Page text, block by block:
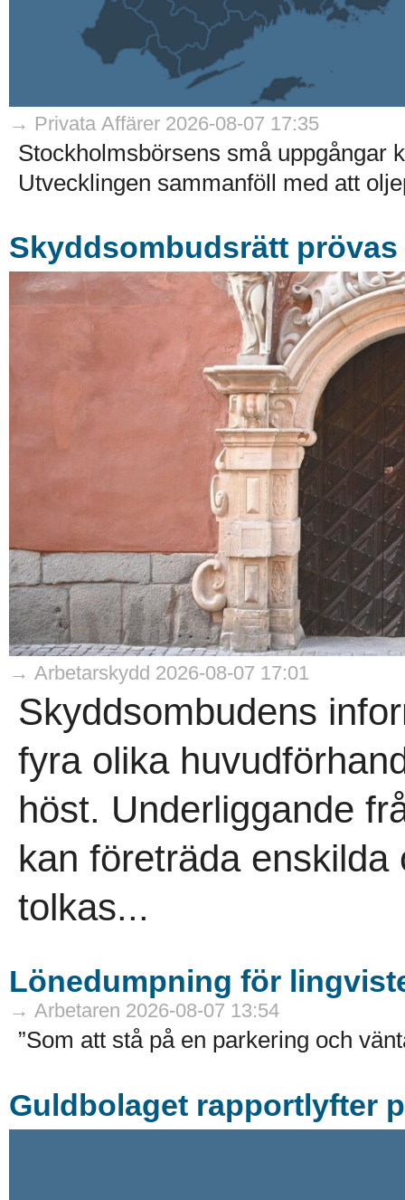
→ Privata Affärer 2026-08-07 17:35
Stockholmsbörsens små uppgångar
Utvecklingen sammanföll med att
Skyddsombudsrätt
→ Arbetarskydd 2026-08-07 17:01
Skyddsombudens
fyra olika
höst. Underliggande
kan företräda
tolkas...
Lönedumpning för
→ Arbetaren 2026-08-07 13:54
”Som att stå på en parkering och
Guldbolaget rapportlyfter